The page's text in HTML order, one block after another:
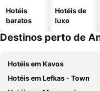
Hotéis
baratos
Hotéis de
luxo
Destinos perto de
Hotéis em Kavos
Hotéis em Lefkas - Town